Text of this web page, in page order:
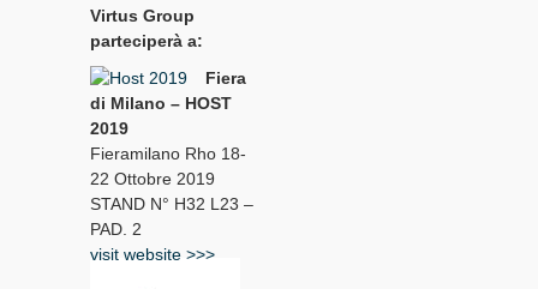
Virtus Group
parteciperà a:
Fiera
di Milano – HOST
2019
Fieramilano Rho 18-
22 Ottobre 2019
STAND N° H32 L23 –
PAD. 2
visit website >>>